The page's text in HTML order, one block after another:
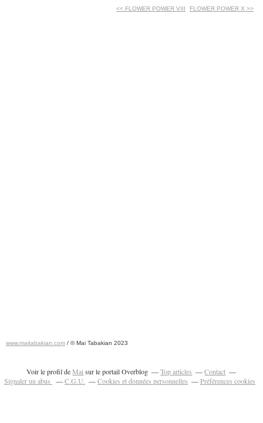
<< FLOWER POWER VIII FLOWER POWER X >>
www.maitabakian.com / © Mai Tabakian 2023
Voir le profil deMaisur le portail Overblog Top articles
Contact
Signaler un abus
C.G.U. Cookies et données personnelles Préférences cookies